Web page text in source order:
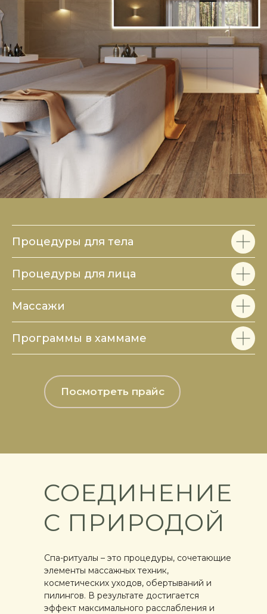
Процедуры для тела
Процедуры для лица
Массажи
Программы в хаммаме
Посмотреть прайс
Спа-ритуалы – это процедуры, сочетающие
элементы массажных техник,
косметических уходов, обертываний и
пилингов. В результате достигается
эффект максимального расслабления и
СОЕДИНЕНИЕ
С ПРИРОДОЙ